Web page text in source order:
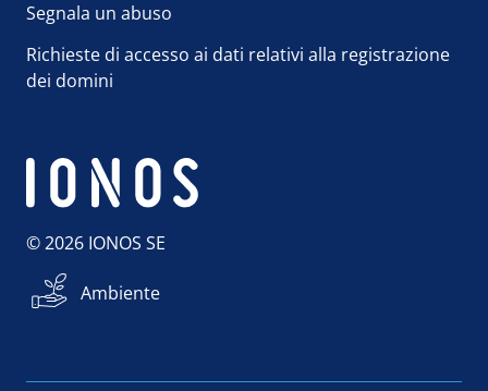
Segnala un abuso
Richieste di accesso ai dati relativi alla registrazione
dei domini
© 2026 IONOS SE
Ambiente